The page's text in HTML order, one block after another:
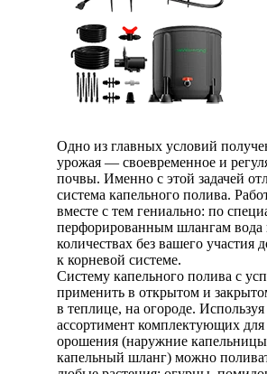
Одно из главных условий
урожая — своевременное и
почвы. Именно с этой задачей
система капельного полива.
вместе с тем гениально: по
перфорированным шлангам
количествах без вашего участия
к корневой системе.
Систему капельного полива с
применить в открытом и
в теплице, на огороде.
ассортимент комплектующих для
орошения (наружние
капельный шланг) можно